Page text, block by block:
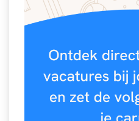
Kerstfeest
Kleurplaten
Mediawijsheid
Nieuws
Verzorging
AI voor het onderwijs
Kruiswoordpuzzels
Onderwijslonen